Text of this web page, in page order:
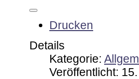
Drucken
Details
Kategorie:
Veröffentlicht: